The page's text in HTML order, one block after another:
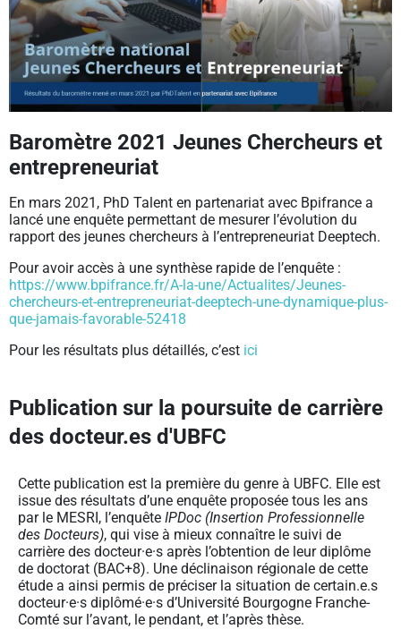
Baromètre 2021 Jeunes Chercheurs et
entrepreneuriat
En mars 2021, PhD Talent en partenariat avec Bpifrance a
lancé une enquête permettant de mesurer l’évolution du
rapport des jeunes chercheurs à l’entrepreneuriat Deeptech.
Pour avoir accès à une synthèse rapide de l’enquête :
https://www.bpifrance.fr/A-la-une/Actualites/Jeunes-
chercheurs-et-entrepreneuriat-deeptech-une-dynamique-plus-
que-jamais-favorable-52418
Pour les résultats plus détaillés, c’est ici
Publication sur la poursuite de carrière
des docteur.es d'UBFC
Cette publication est la première du genre à UBFC. Elle est
issue des résultats d’une enquête proposée tous les ans
par le MESRI, l’enquête IPDoc (Insertion Professionnelle
des Docteurs), qui vise à mieux connaître le suivi de
carrière des docteur·e·s après l’obtention de leur diplôme
de doctorat (BAC+8). Une déclinaison régionale de cette
étude a ainsi permis de préciser la situation de certain.e.s
docteur·e·s diplômé·e·s d’Université Bourgogne Franche-
Comté sur l’avant, le pendant, et l’après thèse.